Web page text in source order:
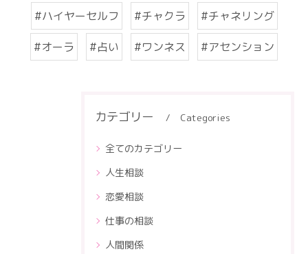
#ハイヤーセルフ #チャクラ #チャネリング
#オーラ #占い #ワンネス #アセンション
カテゴリー Categories
全てのカテゴリー
人生相談
恋愛相談
仕事の相談
人間関係